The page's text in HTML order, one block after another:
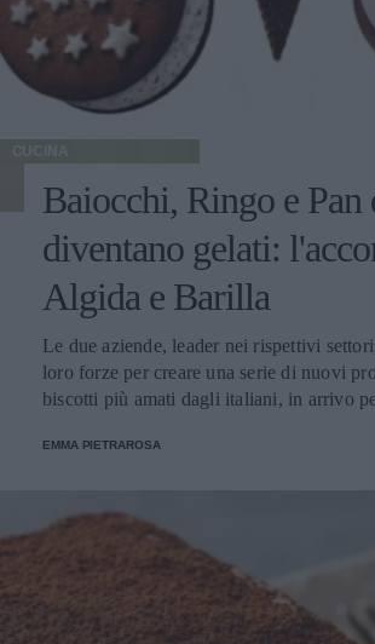
CUCINA
Baiocchi, Ringo e Pan
diventano gelati:
Algida e Barilla
Le due aziende, leader nei rispettivi
loro forze per creare una serie di nuovi
biscotti più amati dagli italiani, in arrivo
EMMA PIETRAROSA